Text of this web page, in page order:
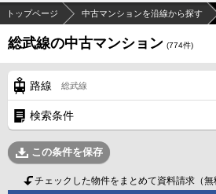
トップページ 中古マンションを沿線から探す
総武線の中古マンション (774件)
路線 総武線
検索条件
この条件を保存
チェックした物件をまとめて資料請求（無